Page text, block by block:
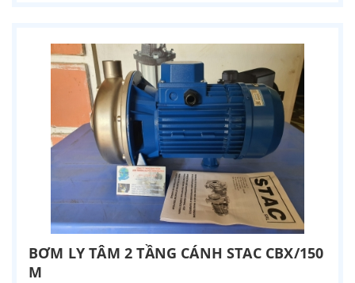
BƠM LY TÂM 2 TẦNG CÁNH STAC CBX/150
M